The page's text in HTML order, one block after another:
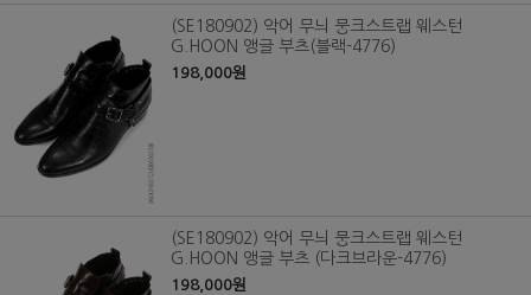
(SE180902) 악어 무늬 뭉크스트랩 웨스턴
G.HOON 앵글 부츠(블랙-4776)
198,000원
(SE180902) 악어 무늬 뭉크스트랩 웨스턴
G.HOON 앵글 부츠 (다크브라운-4776)
198,000원